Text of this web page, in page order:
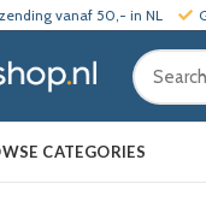
vanaf 50,- in NL
CATEGORIES